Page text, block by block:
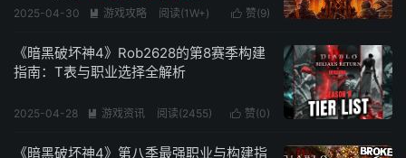
 赞(9)
2025-04-30  游戏攻略 阅读(1W+)
《暗黑破坏神4》Rob2628的第8赛季构建
指南：T表与职业选择全解析
 赞(0)
2025-04-28  游戏资讯 阅读(2455)
《暗黑破坏神4》第八季最强职业与构建指